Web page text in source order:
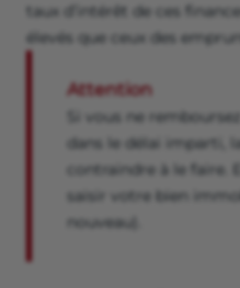
taux d’intérêt de ces
élevés que ceux des
Attention
Si vous ne
dans le délai imparti,
contraindre à le faire.
saisir votre bien
nouveau).